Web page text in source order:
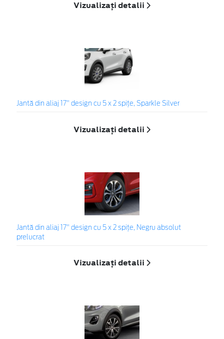
Vizualizați detalii
Jantă din aliaj 17" design cu 5 x 2 spiţe, Sparkle Silver
Vizualizați detalii
Jantă din aliaj 17" design cu 5 x 2 spițe, Negru absolut
prelucrat
Vizualizați detalii